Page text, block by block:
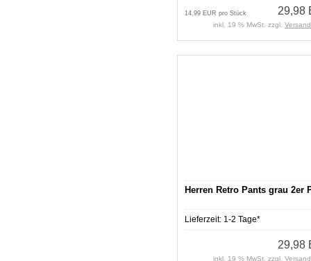
29,98
14,99 EUR pro Stück
inkl. 19 % MwSt. zzgl.
Herren Retro Pants grau 2er
Lieferzeit: 1-2 Tage*
29,98
inkl. 19 % MwSt. zzgl.